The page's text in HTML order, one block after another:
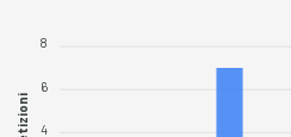
8
6
4